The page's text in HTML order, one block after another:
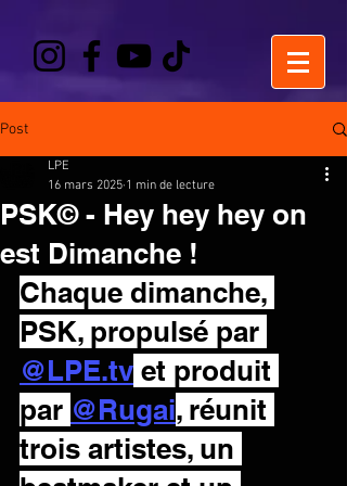
Post
PSK© - Hey hey hey on
est Dimanche !
LPE
16 mars 2025 1 min de lecture
Chaque dimanche,
PSK, propulsé par
@LPE.tv et produit
par @Rugai, réunit
trois artistes, un